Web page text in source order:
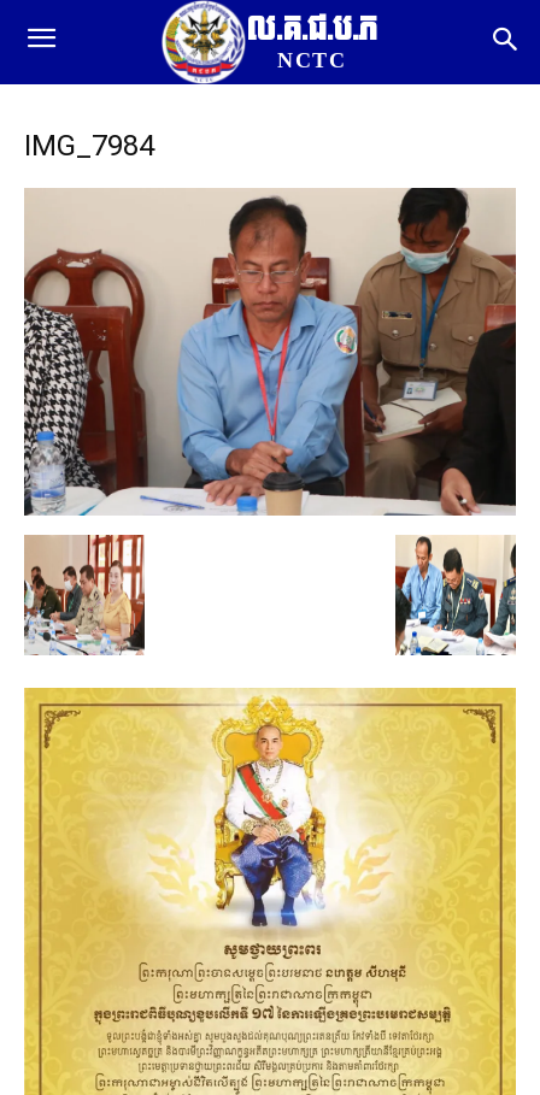
ល.គ.ជ.ប.ភ
NCTC
IMG_7984